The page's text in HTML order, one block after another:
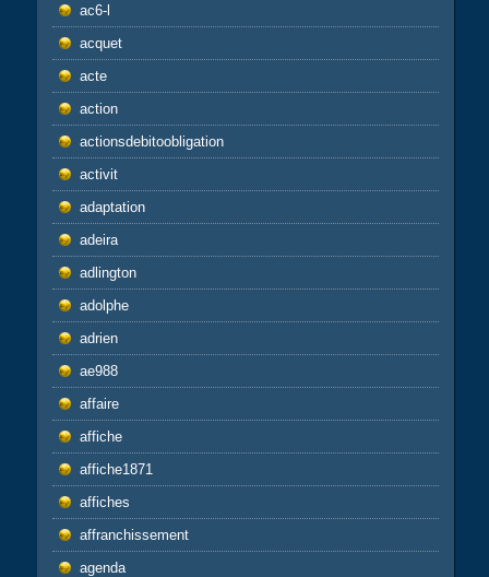
ac6-l
acquet
acte
action
actionsdebitoobligation
activit
adaptation
adeira
adlington
adolphe
adrien
ae988
affaire
affiche
affiche1871
affiches
affranchissement
agenda